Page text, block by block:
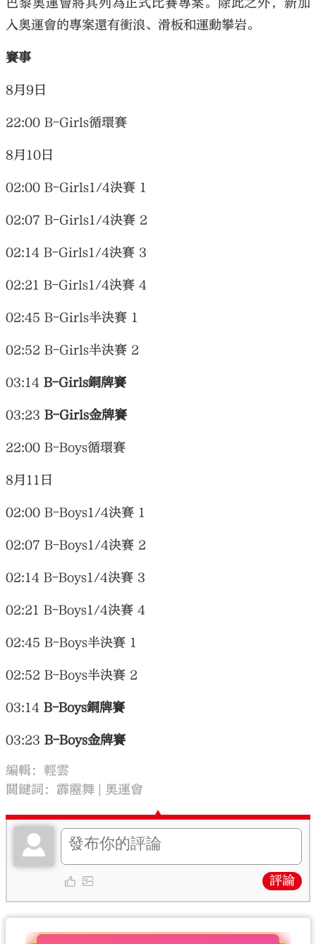
巴黎奧運會將其列為正式比賽專案。除此之外，新加
入奧運會的專案還有衝浪、滑板和運動攀岩。
賽事
8月9日
22:00 B-Girls循環賽
8月10日
02:00 B-Girls1/4決賽 1
02:07 B-Girls1/4決賽 2
02:14 B-Girls1/4決賽 3
02:21 B-Girls1/4決賽 4
02:45 B-Girls半決賽 1
02:52 B-Girls半決賽 2
03:14B-Girls銅牌賽
03:23B-Girls金牌賽
22:00 B-Boys循環賽
8月11日
02:00 B-Boys1/4決賽 1
02:07 B-Boys1/4決賽 2
02:14 B-Boys1/4決賽 3
02:21 B-Boys1/4決賽 4
02:45 B-Boys半決賽 1
02:52 B-Boys半決賽 2
03:14B-Boys銅牌賽
03:23B-Boys金牌賽
編輯：輕雲
關鍵詞： 霹靂舞 奧運會
評論